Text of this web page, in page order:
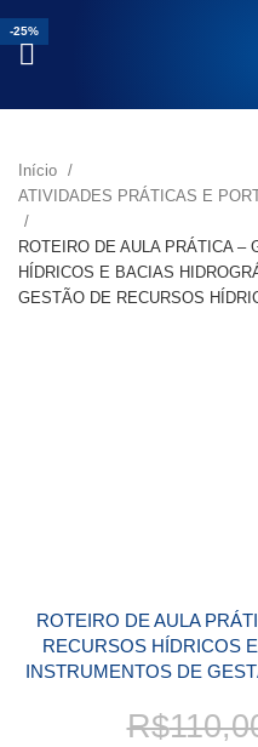
Início
ATIVIDADES PRÁTICAS E
ROTEIRO DE AULA PRÁTICA –
HÍDRICOS E BACIAS
GESTÃO DE RECURSOS
ROTEIRO DE AULA
RECURSOS HÍDRICOS
INSTRUMENTOS DE
R$
-25%
-25%
-25%
-25%
-33%
-25%